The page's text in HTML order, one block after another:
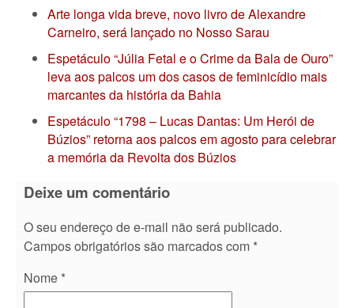
Arte longa vida breve, novo livro de Alexandre
Carneiro, será lançado no Nosso Sarau
Espetáculo “Júlia Fetal e o Crime da Bala de Ouro”
leva aos palcos um dos casos de feminicídio mais
marcantes da história da Bahia
Espetáculo “1798 – Lucas Dantas: Um Herói de
Búzios” retorna aos palcos em agosto para celebrar
a memória da Revolta dos Búzios
Deixe um comentário
O seu endereço de e-mail não será publicado.
Campos obrigatórios são marcados com *
Nome *